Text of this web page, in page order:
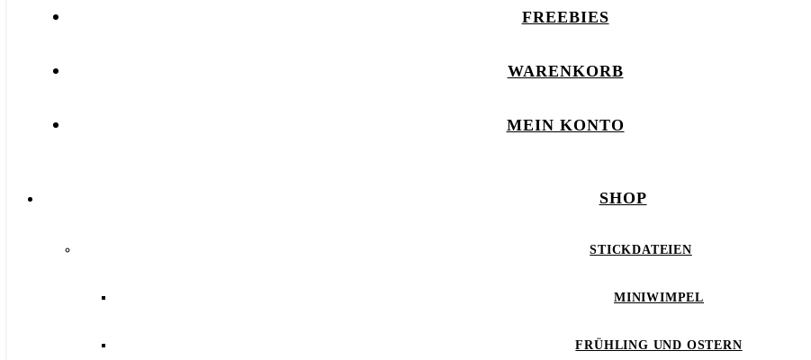
FREEBIES
WARENKORB
MEIN KONTO
SHOP
STICKDATEIEN
MINIWIMPEL
FRÜHLING UND OSTERN